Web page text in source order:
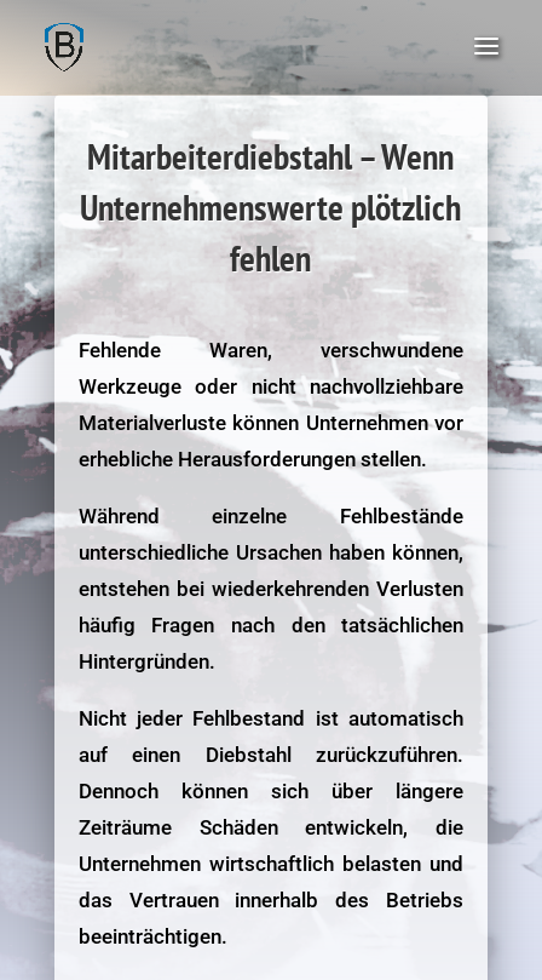
Mitarbeiterdiebstahl – Wenn
Unternehmenswerte plötzlich
fehlen
Fehlende Waren, verschwundene
Werkzeuge oder nicht nachvollziehbare
Materialverluste können Unternehmen vor
erhebliche Herausforderungen stellen.
Während einzelne Fehlbestände
unterschiedliche Ursachen haben können,
entstehen bei wiederkehrenden Verlusten
häufig Fragen nach den tatsächlichen
Hintergründen.
Nicht jeder Fehlbestand ist automatisch
auf einen Diebstahl zurückzuführen.
Dennoch können sich über längere
Zeiträume Schäden entwickeln, die
Unternehmen wirtschaftlich belasten und
das Vertrauen innerhalb des Betriebs
beeinträchtigen.